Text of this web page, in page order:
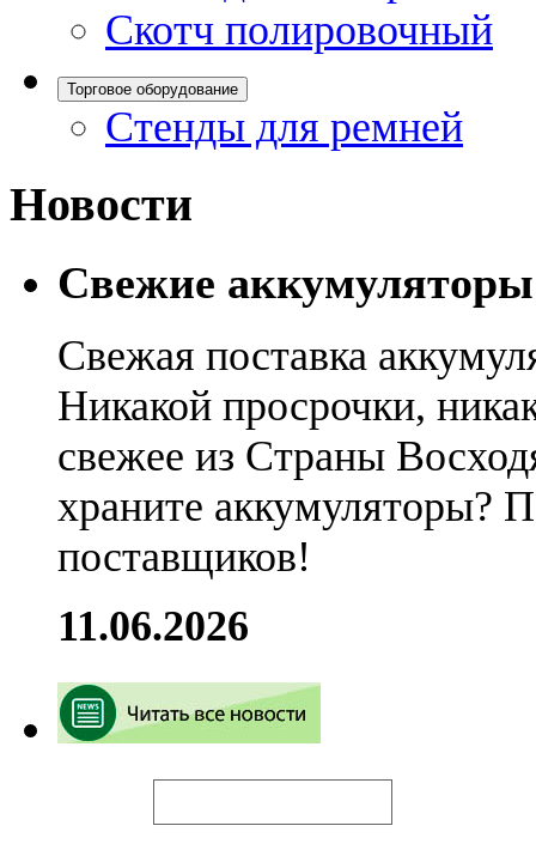
Скотч полировочный
Торговое оборудование
Стенды для ремней
Новости
Свежие
Свежая поставка
Никакой просрочки,
свежее из Страны
храните аккумуляторы?
поставщиков!
11.06.2026